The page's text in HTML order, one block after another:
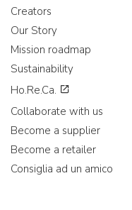
Creators
Our Story
Mission roadmap
Sustainability
Ho.Re.Ca.
Collaborate with us
Become a supplier
Become a retailer
Consiglia ad un amico